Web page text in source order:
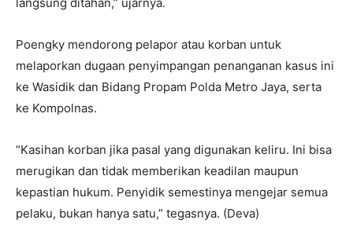
Poengky mendorong pelapor atau korban untuk
melaporkan dugaan penyimpangan penanganan kasus ini
ke Wasidik dan Bidang Propam Polda Metro Jaya, serta
ke Kompolnas.
“Kasihan korban jika pasal yang digunakan keliru. Ini bisa
merugikan dan tidak memberikan keadilan maupun
kepastian hukum. Penyidik semestinya mengejar semua
pelaku, bukan hanya satu,” tegasnya. (Deva)